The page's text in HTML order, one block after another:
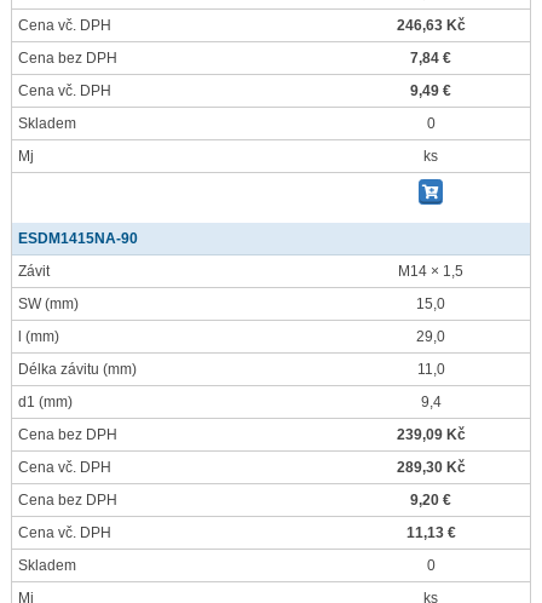
Cena vč. DPH
246,63 Kč
Cena bez DPH
7,84 €
Cena vč. DPH
9,49 €
Skladem
0
Mj
ks
ESDM1415NA-90
Závit
M14 × 1,5
SW(mm)
15,0
(mm)
29,0
Délka závitu (mm)
11,0
d1 (mm)
9,4
Cena bez DPH
239,09 Kč
Cena vč. DPH
289,30 Kč
Cena bez DPH
9,20 €
Cena vč. DPH
11,13 €
Skladem
0
Mj
ks